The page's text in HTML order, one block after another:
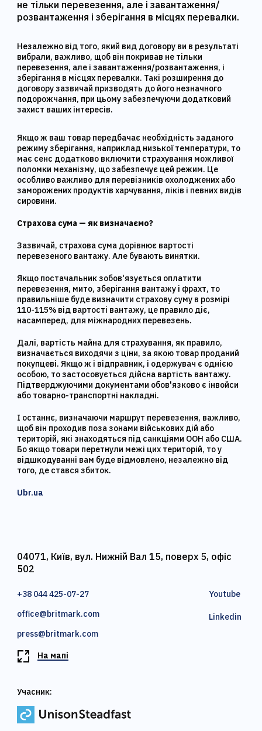
не тільки перевезення, але і завантаження/
розвантаження і зберігання в місцях перевалки.
Незалежно від того, який вид договору ви в результаті
вибрали, важливо, щоб він покривав не тільки
перевезення, але і завантаження/розвантаження, і
зберігання в місцях перевалки. Такі розширення до
договору зазвичай призводять до його незначного
подорожчання, при цьому забезпечуючи додатковий
захист ваших інтересів.
Якщо ж ваш товар передбачає необхідність заданого
режиму зберігання, наприклад низької температури, то
має сенс додатково включити страхування можливої ​​
поломки механізму, що забезпечує цей режим. Це
особливо важливо для перевізників охолоджених або
заморожених продуктів харчування, ліків і певних видів
сировини.
Страхова сума — як визначаємо?
Зазвичай, страхова сума дорівнює вартості
перевезеного вантажу. Але бувають винятки.
Якщо постачальник зобов'язується оплатити
перевезення, мито, зберігання вантажу і фрахт, то
правильніше буде визначити страхову суму в розмірі
110-115% від вартості вантажу, це правило діє,
насамперед, для міжнародних перевезень.
Далі, вартість майна для страхування, як правило,
визначається виходячи з ціни, за якою товар проданий
покупцеві. Якщо ж і відправник, і одержувач є однією
особою, то застосовується дійсна вартість вантажу.
Підтверджуючими документами обов'язково є інвойси
або товарно-транспортні накладні.
І останнє, визначаючи маршрут перевезення, важливо,
щоб він проходив поза зонами військових дій або
територій, які знаходяться під санкціями ООН або США.
Бо якщо товари перетнули межі цих територій, то у
відшкодуванні вам буде відмовлено, незалежно від
того, де стався збиток.
Ubr.ua
04071, Київ, вул. Нижній Вал 15, поверх 5, офіс
502
+38 044 425-07-27
office@britmark.com
press@britmark.com
Youtube
Linkedin
На мапі
Учасник: